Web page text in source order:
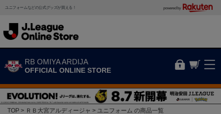
ユニフォームなどの公式グッズが買える！ powered by
RB OMIYA ARDIJA
OFFICIAL ONLINE STORE
TOP ＲＢ大宮アルディージャ ユニフォーム の商品一覧